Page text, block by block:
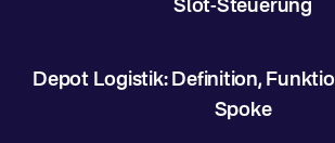
Slot-Steuerung
Depot Logistik: Definition,
Spoke